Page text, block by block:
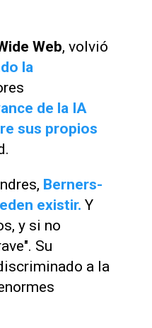
Web, volvió
la
de la IA
sus propios
Berners-
existir. Y
y si no
Su
a la